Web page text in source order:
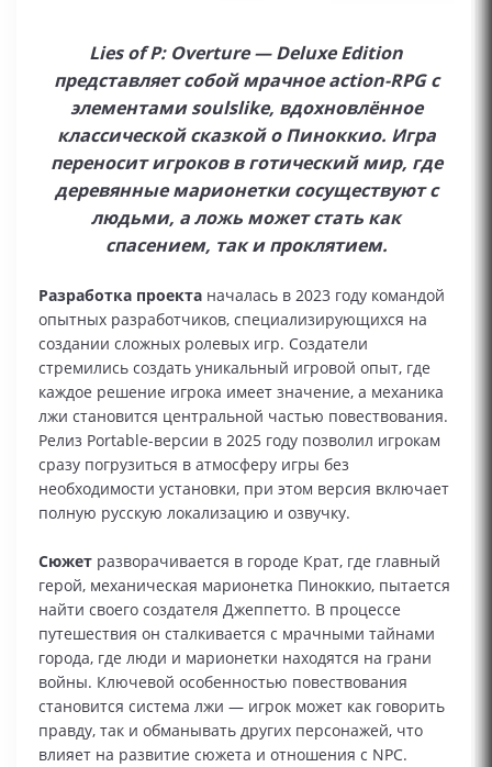
Lies of P: Overture — Deluxe Edition
представляет собой мрачное action-RPG с
элементами soulslike, вдохновлённое
классической сказкой о Пиноккио. Игра
переносит игроков в готический мир, где
деревянные марионетки сосуществуют с
людьми, а ложь может стать как
спасением, так и проклятием.
Разработка проекта началась в 2023 году командой
опытных разработчиков, специализирующихся на
создании сложных ролевых игр. Создатели
стремились создать уникальный игровой опыт, где
каждое решение игрока имеет значение, а механика
лжи становится центральной частью повествования.
Релиз Portable-версии в 2025 году позволил игрокам
сразу погрузиться в атмосферу игры без
необходимости установки, при этом версия включает
полную русскую локализацию и озвучку.
Сюжет разворачивается в городе Крат, где главный
герой, механическая марионетка Пиноккио, пытается
найти своего создателя Джеппетто. В процессе
путешествия он сталкивается с мрачными тайнами
города, где люди и марионетки находятся на грани
войны. Ключевой особенностью повествования
становится система лжи — игрок может как говорить
правду, так и обманывать других персонажей, что
влияет на развитие сюжета и отношения с NPC.